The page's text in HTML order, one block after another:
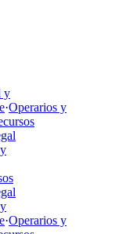
y
·Operarios y
·Operarios y